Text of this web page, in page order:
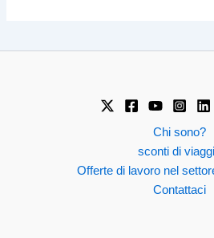
Chi sono?
sconti di
Offerte di lavoro nel
Contattaci